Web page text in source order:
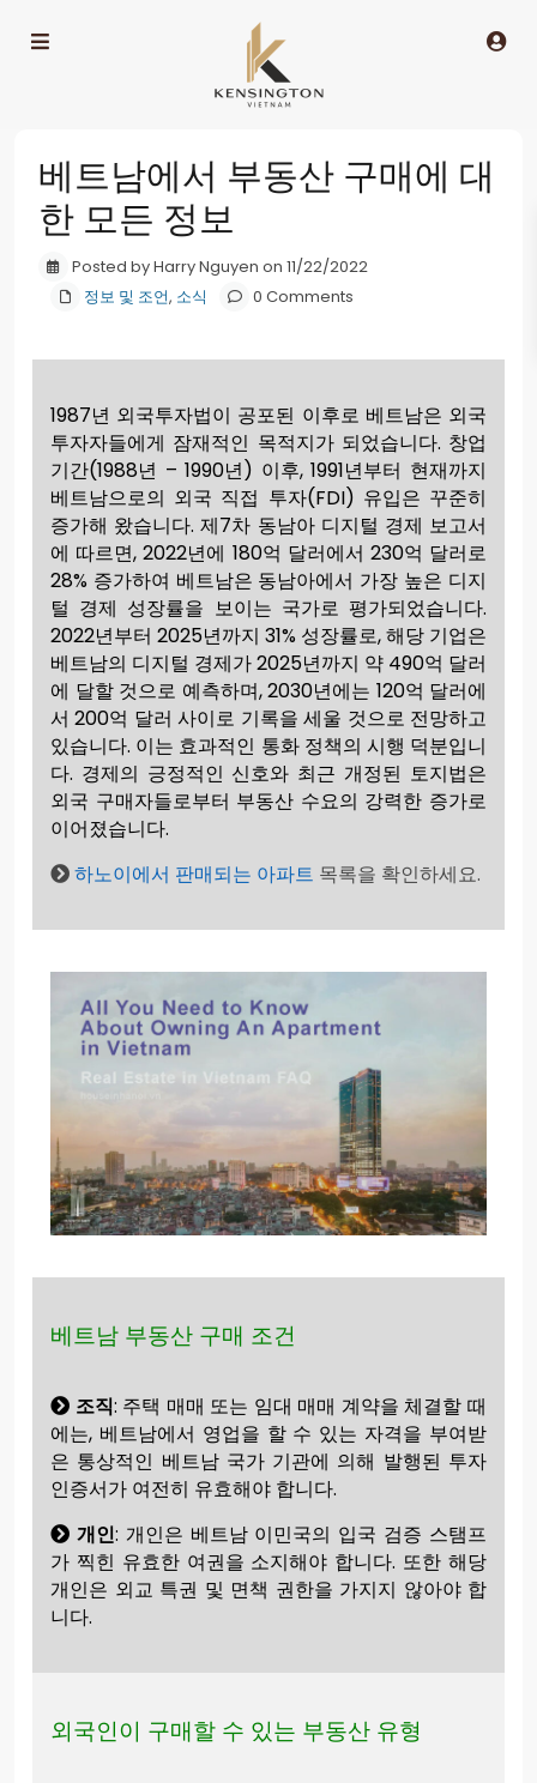
베트남에서 부동산 구매에 대
한 모든 정보
Posted by Harry Nguyen on 11/22/2022
정보 및 조언, 소식 0 Comments
1987년 외국투자법이 공포된 이후로 베트남은 외국
투자자들에게 잠재적인 목적지가 되었습니다. 창업
기간(1988년 – 1990년) 이후, 1991년부터 현재까지
베트남으로의 외국 직접 투자(FDI) 유입은 꾸준히
증가해 왔습니다. 제7차 동남아 디지털 경제 보고서
에 따르면, 2022년에 180억 달러에서 230억 달러로
28% 증가하여 베트남은 동남아에서 가장 높은 디지
털 경제 성장률을 보이는 국가로 평가되었습니다.
2022년부터 2025년까지 31% 성장률로, 해당 기업은
베트남의 디지털 경제가 2025년까지 약 490억 달러
에 달할 것으로 예측하며, 2030년에는 120억 달러에
서 200억 달러 사이로 기록을 세울 것으로 전망하고
있습니다. 이는 효과적인 통화 정책의 시행 덕분입니
다. 경제의 긍정적인 신호와 최근 개정된 토지법은
외국 구매자들로부터 부동산 수요의 강력한 증가로
이어졌습니다.
하노이에서 판매되는 아파트 목록을 확인하세요.
베트남 부동산 구매 조건
조직: 주택 매매 또는 임대 매매 계약을 체결할 때
에는, 베트남에서 영업을 할 수 있는 자격을 부여받
은 통상적인 베트남 국가 기관에 의해 발행된 투자
인증서가 여전히 유효해야 합니다.
개인: 개인은 베트남 이민국의 입국 검증 스탬프
가 찍힌 유효한 여권을 소지해야 합니다. 또한 해당
개인은 외교 특권 및 면책 권한을 가지지 않아야 합
니다.
외국인이 구매할 수 있는 부동산 유형